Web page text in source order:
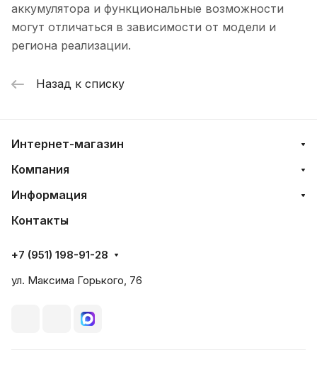
аккумулятора и функциональные возможности
могут отличаться в зависимости от модели и
региона реализации.
Назад к списку
Интернет-магазин
Компания
Информация
Контакты
+7 (951) 198-91-28
ул. Максима Горького, 76